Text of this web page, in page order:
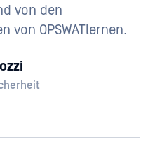
von den
von OPSWATlernen.